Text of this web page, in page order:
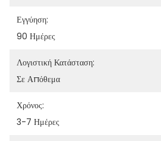
Εγγύηση:
90 Ημέρες
Λογιστική Κατάσταση:
Σε Απόθεμα
Χρόνος:
3-7 Ημέρες